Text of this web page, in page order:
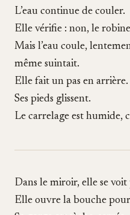
L’eau continue de couler.
Elle vérifie : non, le
Mais l’eau coule,
même suintait.
Elle fait un pas en arrière.
Ses pieds glissent.
Le carrelage est humide,
Dans le miroir, elle se voit
Elle ouvre la bouche